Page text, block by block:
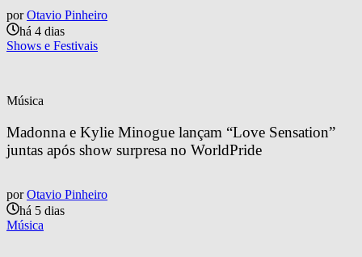
por Otavio Pinheiro
há 4 dias
Shows e Festivais
Música
Madonna e Kylie Minogue lançam “Love Sensation”
juntas após show surpresa no WorldPride
por Otavio Pinheiro
há 5 dias
Música